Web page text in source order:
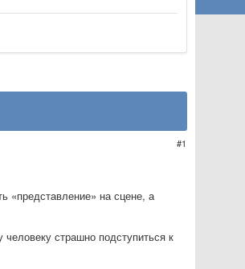
1
«представление» на сцене, а
страшно подступиться к